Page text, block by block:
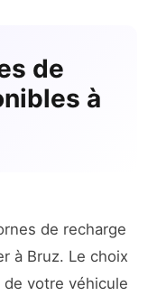
de
à
de recharge
à Bruz. Le choix
votre véhicule